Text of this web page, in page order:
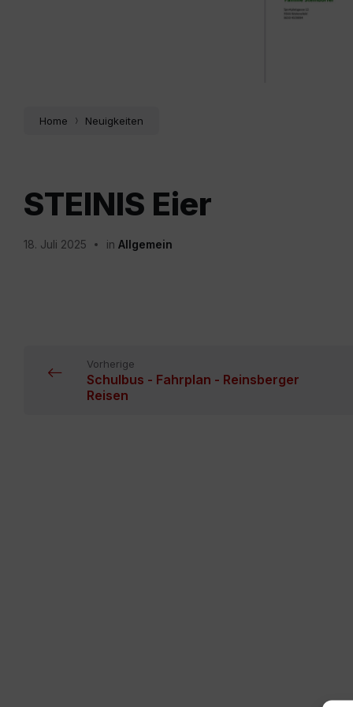
Home Neuigkeiten
STEINIS Eier
18. Juli 2025 in Allgemein
Vorherige
Schulbus - Fahrplan - Reinsberger
Reisen